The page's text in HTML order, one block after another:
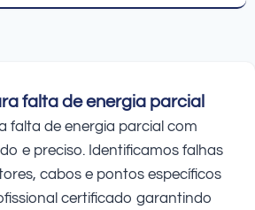
falta de energia parcial
falta de energia parcial com
e preciso. Identificamos falhas
cabos e pontos específicos
certificado garantindo